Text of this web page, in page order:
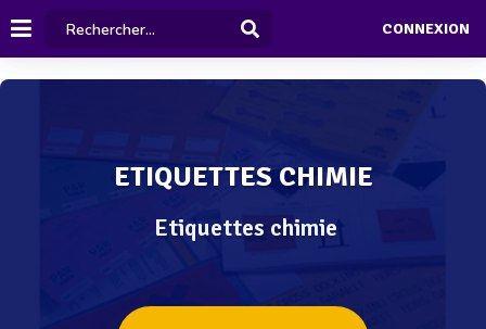
CONNEXION
ETIQUETTES CHIMIE
Etiquettes chimie